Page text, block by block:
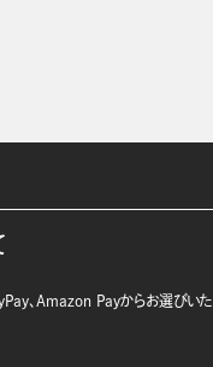
、Amazon Payからお選びいた